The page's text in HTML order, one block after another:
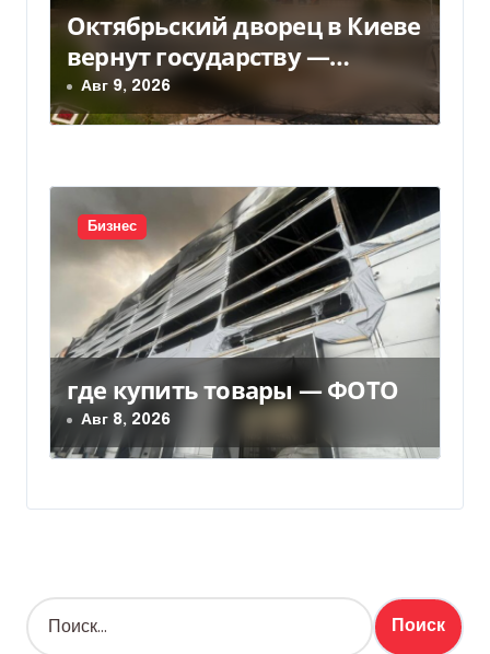
Октябрьский дворец в Киеве
вернут государству —
решение суда — Delo.ua
Авг 9, 2026
Бизнес
где купить товары — ФОТО
Авг 8, 2026
Н
а